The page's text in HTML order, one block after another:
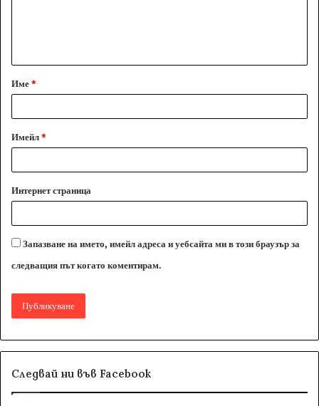
а
р
Име*
Имейл*
Интернет страница
Запазване на името, имейл адреса и уебсайта ми в този браузър за
следващия път когато коментирам.
Следвай ни във Facebook